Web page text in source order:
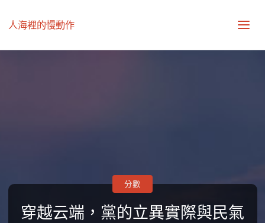
人海裡的慢動作
穿越云端，黨的立異實際與民氣
分數